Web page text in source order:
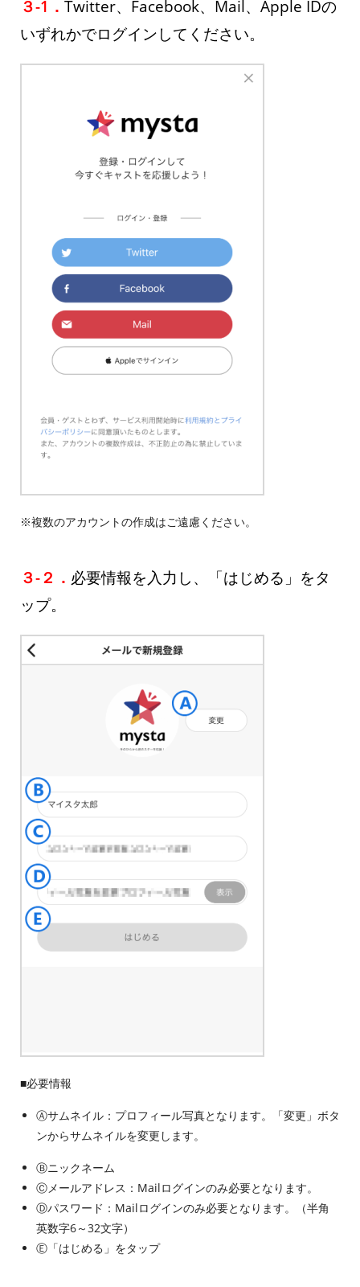
３-1． Twitter、Facebook、Mail、Apple IDの
いずれかでログインしてください。
※複数のアカウントの作成はご遠慮ください。
３-２． 必要情報を入力し、「はじめる」をタ
ップ。
■必要情報
Ⓐサムネイル：プロフィール写真となります。「変更」ボタ
ンからサムネイルを変更します。
Ⓑニックネーム
Ⓒメールアドレス：Mailログインのみ必要となります。
Ⓓパスワード：Mailログインのみ必要となります。（半角
英数字6～32文字）
Ⓔ「はじめる」をタップ